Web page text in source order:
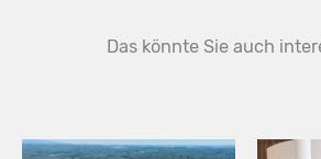
Das könnte Sie auch